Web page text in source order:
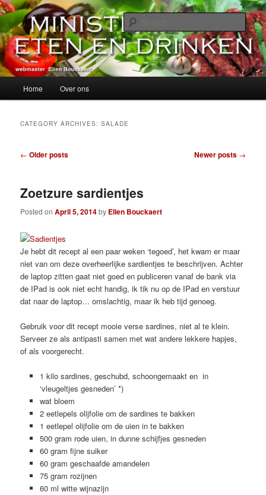
Skip
to
primary
content
Skip
to
secondary
contentMinisterie van Eten en Drinken
alles over eten, drinken en andere genoegens…
Home Over ons
CATEGORY ARCHIVES:SALADE
Post
← Older posts Newer posts →
Zoetzure sardientjes
Posted onApril 5, 2014by Ellen Bouckaert
Je hebt dit recept al een paar weken ‘tegoed’, het kwam er maar
niet van om deze overheerlijke sardientjes te beschrijven. Achter
de laptop zitten gaat niet goed en publiceren vanaf de bank via
de IPad is ook niet echt handig, ik tik nu op de IPad en verstuur
dat naar de laptop… omslachtig, maar ik heb tijd genoeg.
Gebruik voor dit recept mooie verse sardines, niet al te klein.
Serveer ze als antipasti samen met wat andere lekkere hapjes,
of als voorgerecht.
1 kilo sardines, geschubd, schoongemaakt en in
‘vleugeltjes gesneden’ *)
wat bloem
2 eetlepels olijfolie om de sardines te bakken
1 eetlepel olijfolie om de uien in te bakken
500 gram rode uien, in dunne schijfjes gesneden
60 gram fijne suiker
60 gram geschaafde amandelen
75 gram rozijnen
60 ml witte wijnazijn